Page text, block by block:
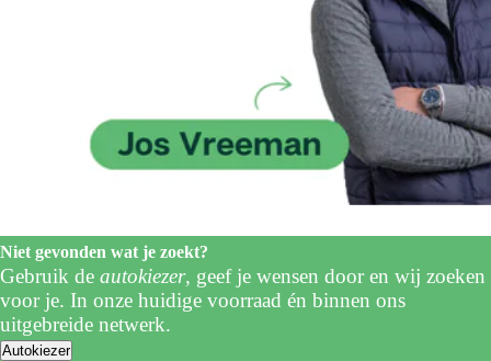
Niet gevonden wat je zoekt?
Gebruik de autokiezer, geef je wensen door en wij zoeken
voor je. In onze huidige voorraad én binnen ons
uitgebreide netwerk.
Autokiezer